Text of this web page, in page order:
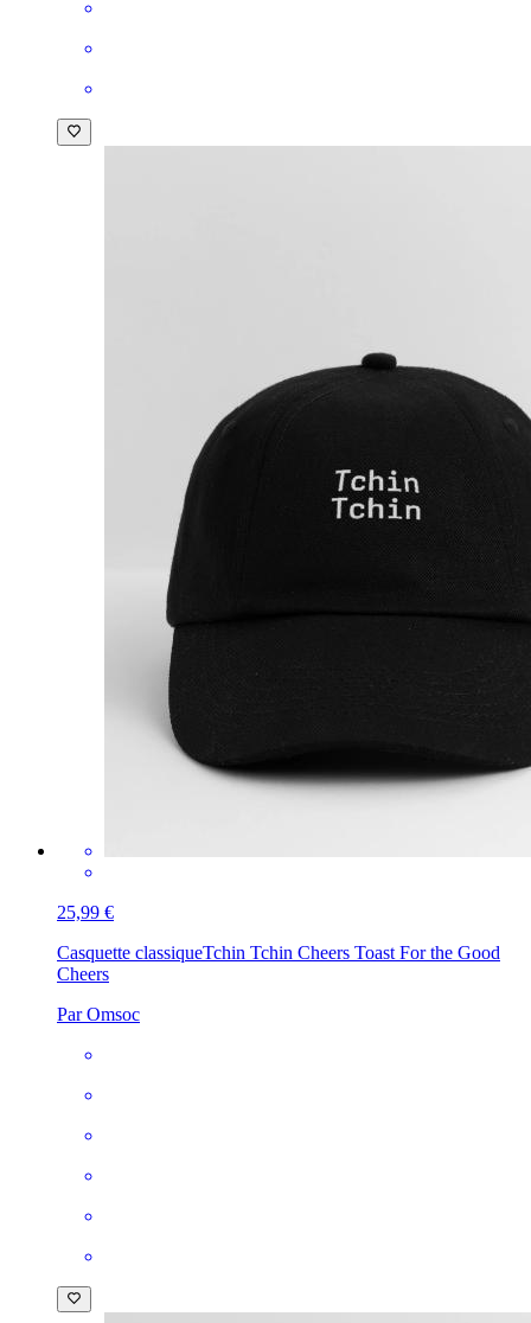
25,99 €
Casquette classiqueTchin Tchin Cheers Toast For the Good
Cheers
Par Omsoc